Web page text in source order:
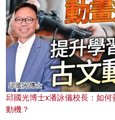
邱國光博士x潘詠儀校長：如
動機？